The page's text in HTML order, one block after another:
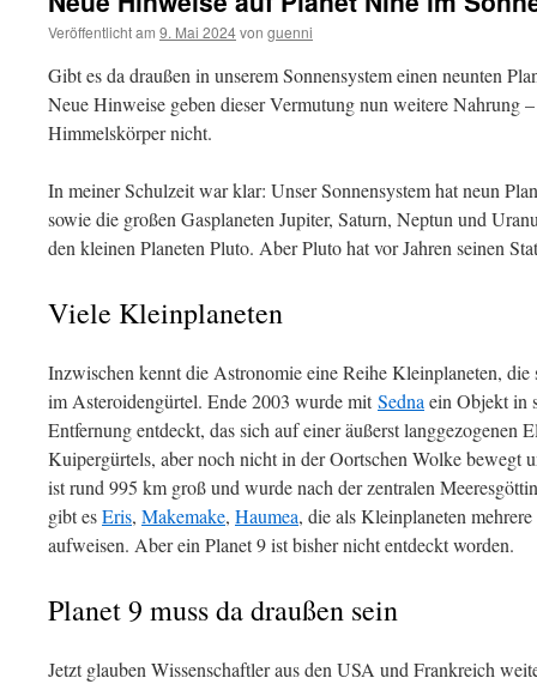
Veröffentlicht am 9. Mai 2024von guenni
Gibt es da draußen in unserem Sonnensystem einen neunten
Neue Hinweise geben dieser Vermutung nun weitere Nahrung
Himmelskörper nicht.
In meiner Schulzeit war klar: Unser Sonnensystem hat neun
sowie die großen Gasplaneten Jupiter, Saturn, Neptun und
den kleinen Planeten Pluto. Aber Pluto hat vor Jahren seinen
Viele Kleinplaneten
Inzwischen kennt die Astronomie eine Reihe Kleinplaneten, die
im Asteroidengürtel. Ende 2003 wurde mitSedna ein Objekt in
Entfernung entdeckt, das sich auf einer äußerst langgezogenen
Kuipergürtels, aber noch nicht in der Oortschen Wolke bewegt
ist rund 995 km groß und wurde nach der zentralen
gibt esEris, Makemake, Haumea, die als Kleinplaneten
aufweisen. Aber ein Planet 9 ist bisher nicht entdeckt worden.
Planet 9 muss da draußen sein
Jetzt glauben Wissenschaftler aus den USA und Frankreich